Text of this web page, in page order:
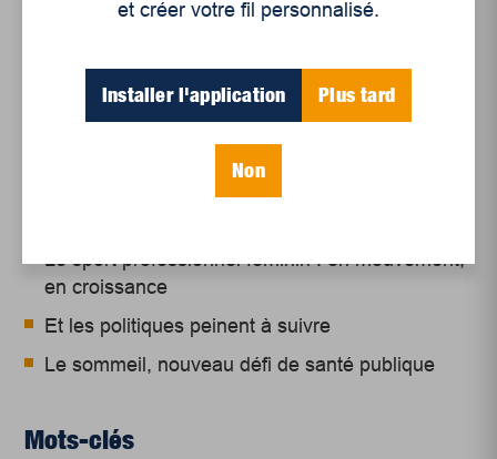
Articles récents
Le sport professionnel féminin : en mouvement,
en croissance
Et les politiques peinent à suivre
Le sommeil, nouveau défi de santé publique
Mots-clés
et créer votre fil personnalisé.
Installer l'application Plus tard
Non